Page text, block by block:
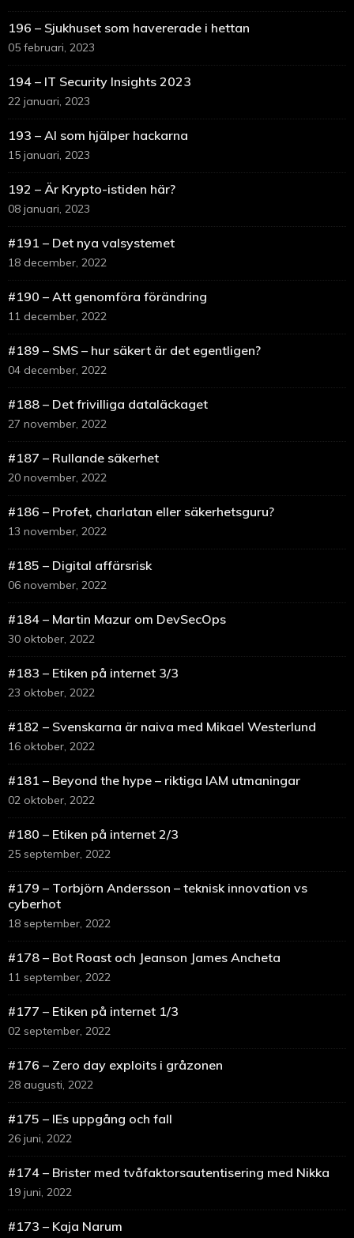
196 – Sjukhuset som havererade i hettan
05 februari, 2023
194 – IT Security Insights 2023
22 januari, 2023
193 – AI som hjälper hackarna
15 januari, 2023
192 – Är Krypto-istiden här?
08 januari, 2023
#191 – Det nya valsystemet
18 december, 2022
#190 – Att genomföra förändring
11 december, 2022
#189 – SMS – hur säkert är det egentligen?
04 december, 2022
#188 – Det frivilliga dataläckaget
27 november, 2022
#187 – Rullande säkerhet
20 november, 2022
#186 – Profet, charlatan eller säkerhetsguru?
13 november, 2022
#185 – Digital affärsrisk
06 november, 2022
#184 – Martin Mazur om DevSecOps
30 oktober, 2022
#183 – Etiken på internet 3/3
23 oktober, 2022
#182 – Svenskarna är naiva med Mikael Westerlund
16 oktober, 2022
#181 – Beyond the hype – riktiga IAM utmaningar
02 oktober, 2022
#180 – Etiken på internet 2/3
25 september, 2022
#179 – Torbjörn Andersson – teknisk innovation vs
cyberhot
18 september, 2022
#178 – Bot Roast och Jeanson James Ancheta
11 september, 2022
#177 – Etiken på internet 1/3
02 september, 2022
#176 – Zero day exploits i gråzonen
28 augusti, 2022
#175 – IEs uppgång och fall
26 juni, 2022
#174 – Brister med tvåfaktorsautentisering med Nikka
19 juni, 2022
#173 – Kaja Narum